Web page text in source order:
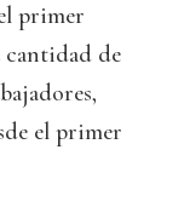
primer
cantidad de
el primer